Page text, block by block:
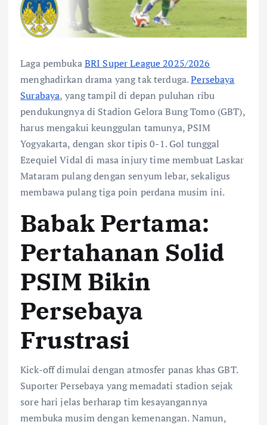
Laga pembukaBRI Super League 2025/2026
menghadirkan drama yang tak terduga.Persebaya
Surabaya, yang tampil di depan puluhan ribu
pendukungnya di Stadion Gelora Bung Tomo (GBT),
harus mengakui keunggulan tamunya, PSIM
Yogyakarta, dengan skor tipis 0-1. Gol tunggal
Ezequiel Vidal di masa injury time membuat Laskar
Mataram pulang dengan senyum lebar, sekaligus
membawa pulang tiga poin perdana musim ini.
Babak Pertama:
Pertahanan Solid
PSIM Bikin
Persebaya
Frustrasi
Kick-off dimulai dengan atmosfer panas khas GBT.
Suporter Persebaya yang memadati stadion sejak
sore hari jelas berharap tim kesayangannya
membuka musim dengan kemenangan. Namun,